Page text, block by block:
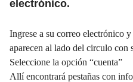
electrónico.
Ingrese a su correo electrónico
aparecen al lado del circulo con
Seleccione la opción “cuenta”
Allí encontrará pestañas con